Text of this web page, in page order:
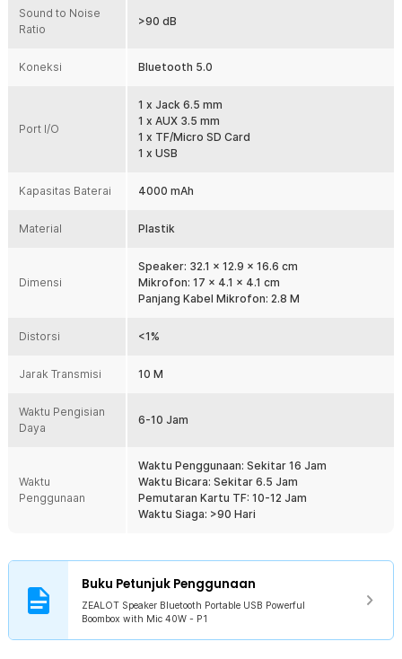
Kabel mikrofon pun sudah tersedia sehingga tidak perlu Anda beli
secara terpisah. Uniknya lagi speaker ini juga mendukung
satunya model TaffSTUDIO WM-308.
Kelengkapan Produk
Rincian yang Anda dapatkan untuk pembelian produk ini:
1 x ZEALOT Speaker Bluetooth Portable USB Powerful Boombox
1 x Kabel XLR to 6.5 mm
1 x Panduan Penggunaan
Sound to Noise
Ratio
>90 dB
Koneksi Bluetooth 5.0
Port I/O
1 x Jack 6.5 mm
1 x AUX 3.5 mm
1 x TF/Micro SD Card
1 x USB
Kapasitas Baterai 4000 mAh
Material Plastik
Dimensi
Speaker: 32.1 x 12.9 x 16.6 cm
Mikrofon: 17 x 4.1 x 4.1 cm
Panjang Kabel Mikrofon: 2.8 M
Distorsi <1%
Jarak Transmisi 10 M
Waktu Pengisian
Daya
6-10 Jam
Waktu
Penggunaan
Waktu Penggunaan: Sekitar 16 Jam
Waktu Bicara: Sekitar 6.5 Jam
Pemutaran Kartu TF: 10-12 Jam
Waktu Siaga: >90 Hari
Buku Petunjuk Penggunaan
ZEALOT Speaker Bluetooth Portable USB Powerful
Boombox with Mic 40W - P1